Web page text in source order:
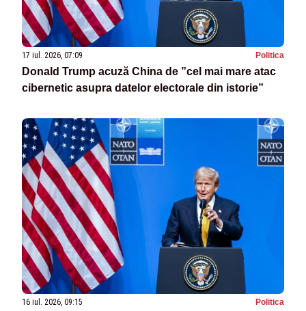
17 iul. 2026, 07:09 Politica
Donald Trump acuză China de ”cel mai mare atac
cibernetic asupra datelor electorale din istorie”
16 iul. 2026, 09:15 Politica